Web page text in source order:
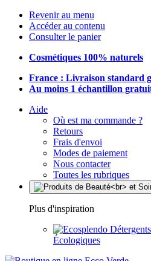
Revenir au menu
Accéder au contenu
Consulter le panier
Cosmétiques 100% naturels
France : Livraison standard
Au moins 1 échantillon
Aide
Où est ma commande ?
Retours
Frais d'envoi
Modes de paiement
Nous contacter
Toutes les rubriques
Plus d'inspiration
Écologiques